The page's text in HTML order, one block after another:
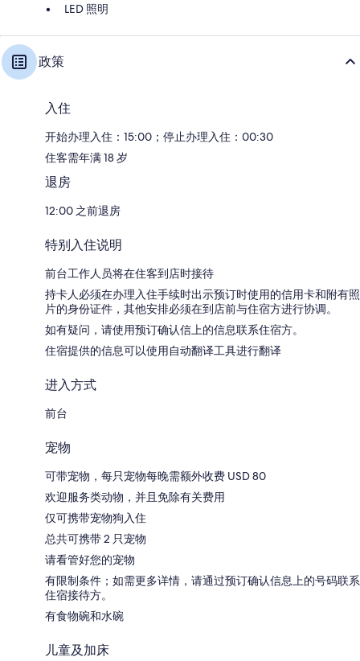
LED 照明
政策
入住
开始办理入住：15:00；停止办理入住：00:30
住客需年满 18 岁
退房
12:00 之前退房
特别入住说明
前台工作人员将在住客到店时接待
持卡人必须在办理入住手续时出示预订时使用的信用卡和附有照
片的身份证件，其他安排必须在到店前与住宿方进行协调。
如有疑问，请使用预订确认信上的信息联系住宿方。
住宿提供的信息可以使用自动翻译工具进行翻译
进入方式
前台
宠物
可带宠物，每只宠物每晚需额外收费 USD 80
欢迎服务类动物，并且免除有关费用
仅可携带宠物狗入住
总共可携带 2 只宠物
请看管好您的宠物
有限制条件；如需更多详情，请通过预订确认信息上的号码联系
住宿接待方。
有食物碗和水碗
儿童及加床